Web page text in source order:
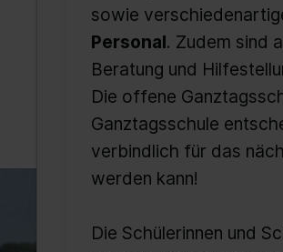
sowie
Personal. Zudem sind
Beratung und
Die offene
Ganztagsschule
verbindlich für das
werden kann!
Die Schülerinnen und